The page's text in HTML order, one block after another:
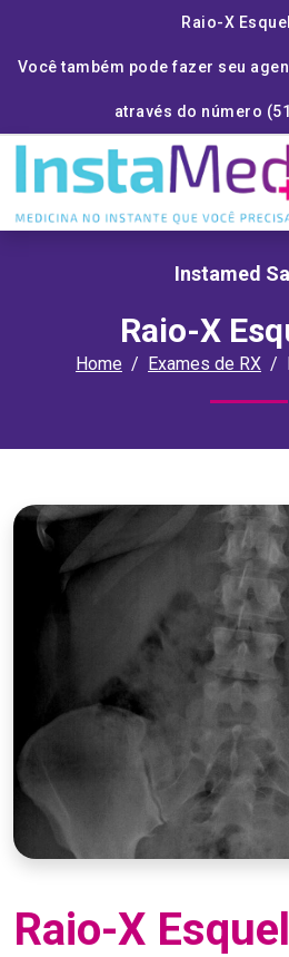
Raio-X
Você também pode fazer seu
através do número
Instamed
Raio-X
Home Exames de RX
Raio-X